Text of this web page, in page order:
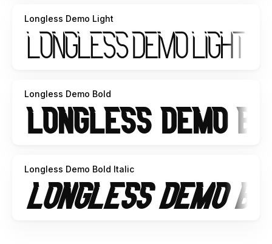
- Silakan gunakan lisensi komersial dengan membeli melalui
link ini : https://raisproject.com/product/longless-
font/
More...
menggunakan atau memanfaatkan font ini untuk kepeluan
Komersial, baik itu untuk Iklan, Promosi, TV, Film, Video,
Motion Graphics, Youtube, Desain kaos distro atau untuk
Kemasan Produk (baik Fisik ataupun Digital) atau Media
- Untuk penggunaan keperluan Perusahaan/Korporasi
silakan menggunakan Corporate License.
Longless Demo Light
Longless Demo Bold
Longless Demo Bold Italic